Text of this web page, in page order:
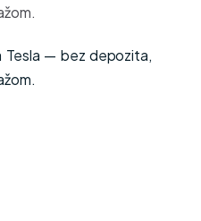
Tesla — bez depozita,